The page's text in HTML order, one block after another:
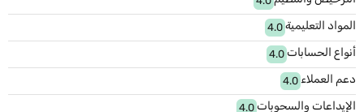
المواد التعليمية 4.0
أنواع الحسابات 4.0
دعم العملاء 4.0
الإيداعات والسحوبات 4.0